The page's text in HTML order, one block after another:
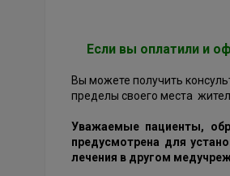
Если вы оплатили и
Вы можете получить
пределы своего места
Уважаемые пациенты,
предусмотрена для
лечения в другом